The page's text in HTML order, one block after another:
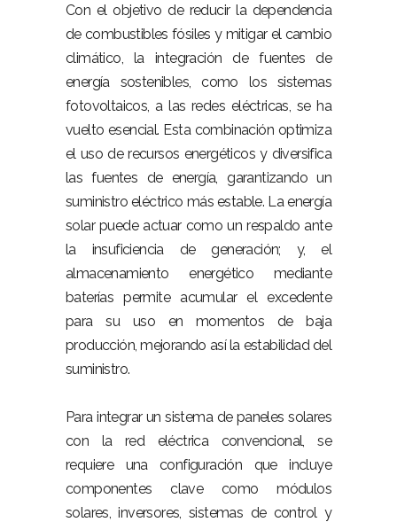
Con el objetivo de reducir la dependencia
de combustibles fósiles y mitigar el cambio
climático, la integración de fuentes de
energía sostenibles, como los sistemas
fotovoltaicos, a las redes eléctricas, se ha
vuelto esencial. Esta combinación optimiza
el uso de recursos energéticos y diversifica
las fuentes de energía, garantizando un
suministro eléctrico más estable. La energía
solar puede actuar como un respaldo ante
la insuficiencia de generación; y, el
almacenamiento energético mediante
baterías permite acumular el excedente
para su uso en momentos de baja
producción, mejorando así la estabilidad del
suministro.
Para integrar un sistema de paneles solares
con la red eléctrica convencional, se
requiere una configuración que incluye
componentes clave como módulos
solares, inversores, sistemas de control y